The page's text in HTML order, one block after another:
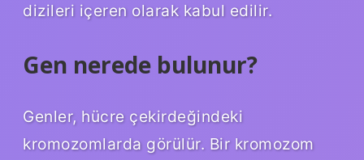
dizileri içeren olarak kabul edilir.
Gen nerede bulunur?
Genler, hücre çekirdeğindeki
kromozomlarda görülür. Bir kromozom